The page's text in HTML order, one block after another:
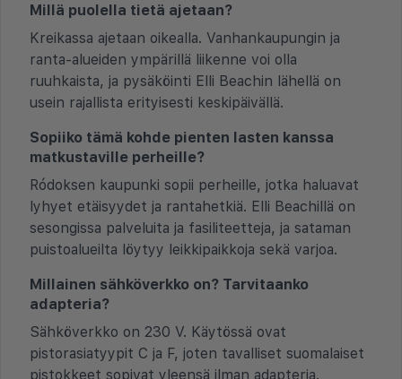
Millä puolella tietä ajetaan?
Kreikassa ajetaan oikealla. Vanhankaupungin ja
ranta-alueiden ympärillä liikenne voi olla
ruuhkaista, ja pysäköinti Elli Beachin lähellä on
usein rajallista erityisesti keskipäivällä.
Sopiiko tämä kohde pienten lasten kanssa
matkustaville perheille?
Ródoksen kaupunki sopii perheille, jotka haluavat
lyhyet etäisyydet ja rantahetkiä. Elli Beachillä on
sesongissa palveluita ja fasiliteetteja, ja sataman
puistoalueilta löytyy leikkipaikkoja sekä varjoa.
Millainen sähköverkko on? Tarvitaanko
adapteria?
Sähköverkko on 230 V. Käytössä ovat
pistorasiatyypit C ja F, joten tavalliset suomalaiset
pistokkeet sopivat yleensä ilman adapteria.